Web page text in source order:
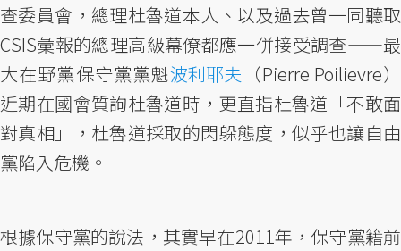
查委員會，總理杜魯道本人、以及過去曾一同聽取
CSIS彙報的總理高級幕僚都應一併接受調查——最
大在野黨保守黨黨魁波利耶夫 （Pierre Poilievre）
近期在國會質詢杜魯道時，更直指杜魯道「不敢面
對真相」，杜魯道採取的閃躲態度，似乎也讓自由
黨陷入危機。
根據保守黨的說法，其實早在2011年，保守黨籍前